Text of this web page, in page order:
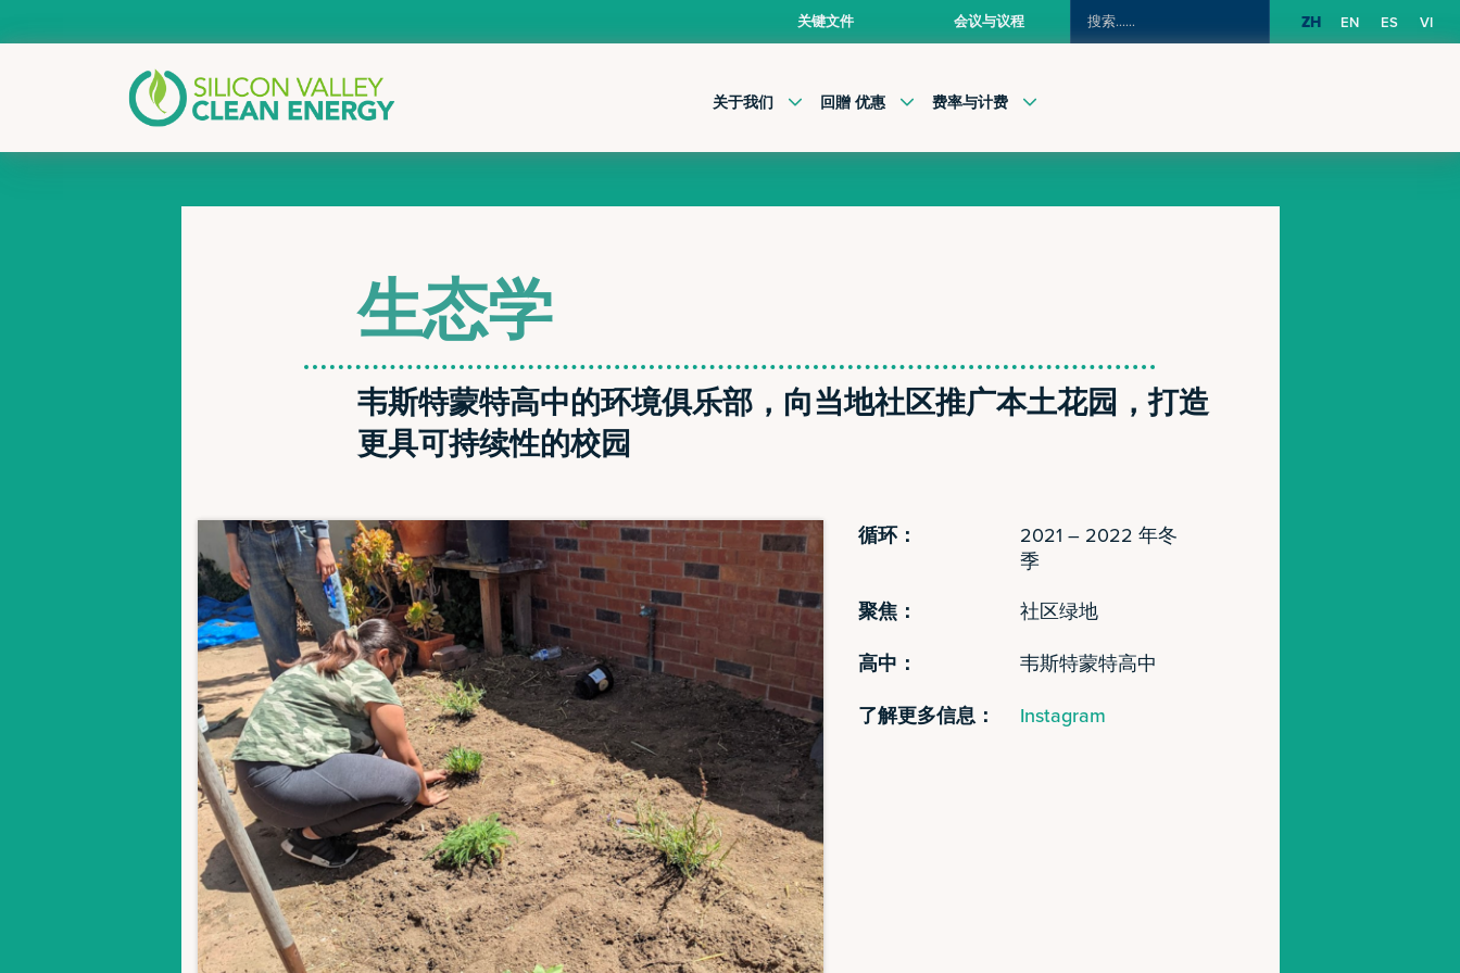
索：
会议与议程
关键文件 ZH EN ES VI
关于我们 回贈 优惠 费率与计费
生态学
韦斯特蒙特高中的环境俱乐部，向当地社区推广本土花园，打造
更具可持续性的校园
循环：
2021 – 2022 年冬
季
聚焦： 社区绿地
高中： 韦斯特蒙特高中
了解更多信息： Instagram